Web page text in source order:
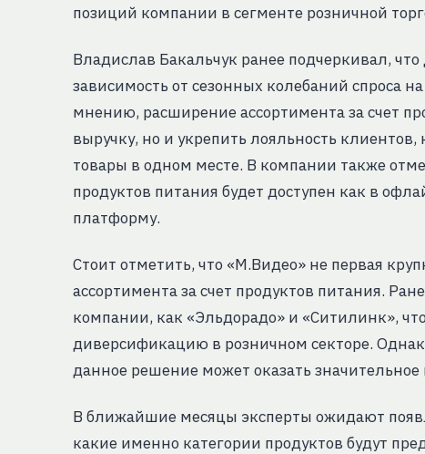
позиций компании в сегменте розничной
Владислав Бакальчук ранее подчеркивал,
зависимость от сезонных колебаний спроса
мнению, расширение ассортимента за счет
выручку, но и укрепить лояльность
товары в одном месте. В компании также
продуктов питания будет доступен как в
платформу.
Стоит отметить, что «М.Видео» не первая
ассортимента за счет продуктов питания.
компании, как «Эльдорадо» и «Ситилинк»,
диверсификацию в розничном секторе.
данное решение может оказать
В ближайшие месяцы эксперты ожидают
какие именно категории продуктов будут